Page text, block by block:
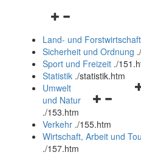
Navigationsmenü
und
schließen
Land- und Forstwirtschaft
Sicherheit und Ordnung .
Sport und Freizeit ./
Statistik ./statistik.htm
und
schließen
Umwelt
und Natur
./153.htm
Verkehr ./155.htm
Wirtschaft, Arbeit und
./157.htm